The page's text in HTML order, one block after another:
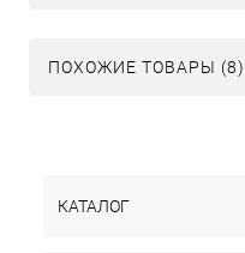
ПОХОЖИЕ ТОВАРЫ (8)
КАТАЛОГ